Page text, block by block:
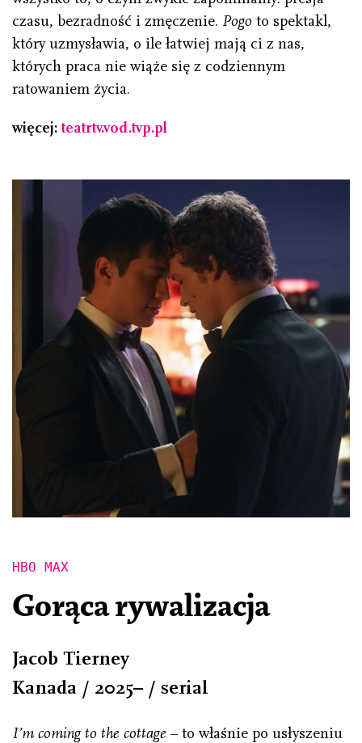
czasu, bezradność i zmęczenie. Pogo to spektakl,
który uzmysławia, o ile łatwiej mają ci z nas,
których praca nie wiąże się z codziennym
ratowaniem życia.
więcej:teatrtv.vod.tvp.pl
HBO MAX
Gorąca rywalizacja
Jacob Tierney
Kanada / 2025– / serial
I’m coming to the cottage – to właśnie po usłyszeniu